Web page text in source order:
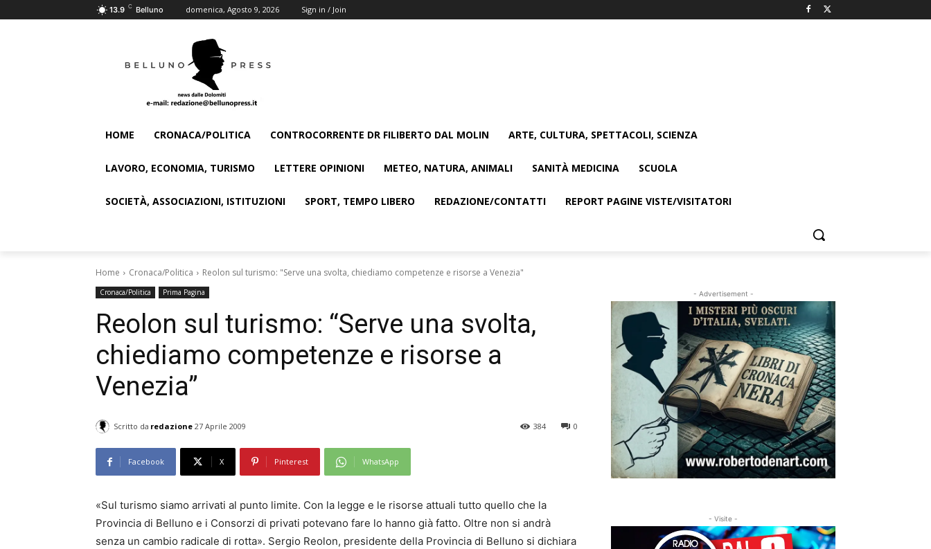
13.9 C Belluno domenica, Agosto 9, 2026 Sign in / Join
HOME CRONACA/POLITICA CONTROCORRENTE DR FILIBERTO DAL MOLIN ARTE, CULTURA, SPETTACOLI, SCIENZA
LAVORO, ECONOMIA, TURISMO LETTERE OPINIONI METEO, NATURA, ANIMALI SANITÀ MEDICINA SCUOLA
SOCIETÀ, ASSOCIAZIONI, ISTITUZIONI SPORT, TEMPO LIBERO REDAZIONE/CONTATTI REPORT PAGINE VISTE/VISITATORI
Home Cronaca/Politica Reolon sul turismo: "Serve una svolta, chiediamo competenze e risorse a Venezia"
Cronaca/Politica Prima Pagina
Reolon sul turismo: “Serve una svolta,
chiediamo competenze e risorse a
Venezia”
Scritto da redazione 27 Aprile 2009 0
384
Facebook X Pinterest WhatsApp
«Sul turismo siamo arrivati al punto limite. Con la legge e le risorse attuali tutto quello che la
Provincia di Belluno e i Consorzi di privati potevano fare lo hanno già fatto. Oltre non si andrà
senza un cambio radicale di rotta». Sergio Reolon, presidente della Provincia di Belluno si dichiara
- Advertisement -
- Visite -